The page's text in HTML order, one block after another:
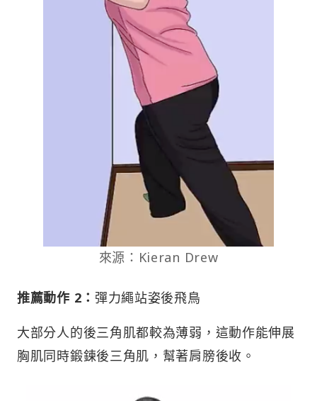
來源：Kieran Drew
推薦動作 2： 彈力繩站姿後飛鳥
大部分人的後三角肌都較為薄弱，這動作能伸展
胸肌同時鍛鍊後三角肌，幫著肩膀後收。